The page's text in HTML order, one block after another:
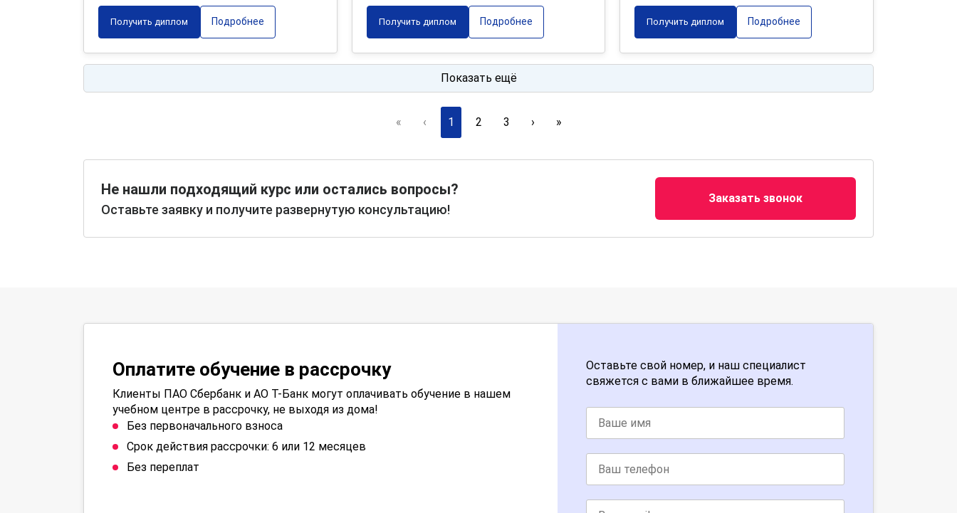
Получить диплом Подробнее Получить диплом Подробнее Получить диплом Подробнее
Показать ещё
« ‹ 1 2 3 › »
Не нашли подходящий курс или остались вопросы?
Оставьте заявку и получите развернутую консультацию!
Заказать звонок
Оплатите обучение в рассрочку
Клиенты ПАО Сбербанк и АО Т-Банк могут оплачивать обучение в нашем
учебном центре в рассрочку, не выходя из дома!
Без первоначального взноса
Срок действия рассрочки: 6 или 12 месяцев
Без переплат
Оставьте свой номер, и наш специалист
свяжется с вами в ближайшее время.